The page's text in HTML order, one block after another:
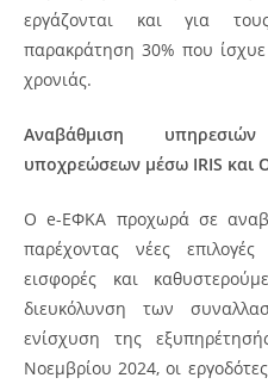
εργάζονται και για
παρακράτηση 30% που
χρονιάς.
Αναβάθμιση
υποχρεώσεων μέσω IRIS και
Ο e-ΕΦΚΑ προχωρά σε
παρέχοντας νέες
εισφορές και
διευκόλυνση των
ενίσχυση της
Νοεμβρίου 2024, οι